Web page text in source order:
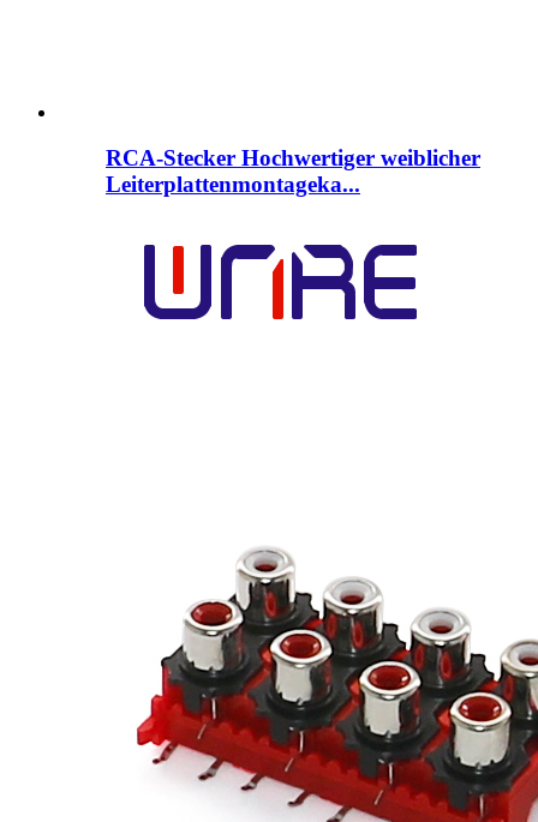
RCA-Stecker Hochwertiger weiblicher
Leiterplattenmontageka...